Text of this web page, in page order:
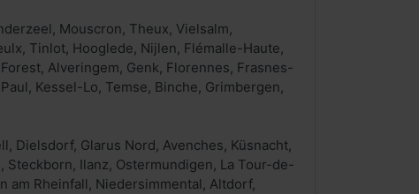
Mouscron, Theux, Vielsalm,
Tinlot, Hooglede, Nijlen, Flémalle-Haute,
Alveringem, Genk, Florennes, Frasnes-
Kessel-Lo, Temse, Binche, Grimbergen,
Dielsdorf, Glarus Nord, Avenches, Küsnacht,
Ilanz, Ostermundigen, La Tour-de-
am Rheinfall, Niedersimmental, Altdorf,